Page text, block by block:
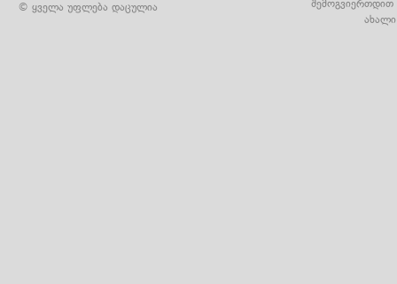
© ყველა უფლება დაცულია
შემოგვიერთდით
ახალი